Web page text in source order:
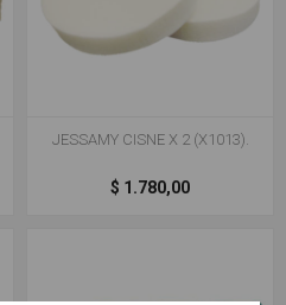
JESSAMY CISNE X 2 (X1013).
$ 1.780,00